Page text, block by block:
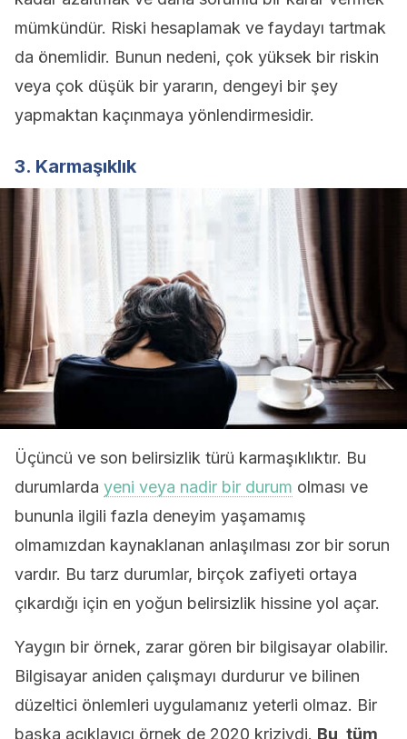
mümkündür. Riski hesaplamak ve faydayı tartmak
da önemlidir. Bunun nedeni, çok yüksek bir riskin
veya çok düşük bir yararın, dengeyi bir şey
yapmaktan kaçınmaya yönlendirmesidir.
3. Karmaşıklık
Üçüncü ve son belirsizlik türü karmaşıklıktır. Bu
durumlarda yeni veya nadir bir durum olması ve
bununla ilgili fazla deneyim yaşamamış
olmamızdan kaynaklanan anlaşılması zor bir sorun
vardır. Bu tarz durumlar, birçok zafiyeti ortaya
çıkardığı için en yoğun belirsizlik hissine yol açar.
Yaygın bir örnek, zarar gören bir bilgisayar olabilir.
Bilgisayar aniden çalışmayı durdurur ve bilinen
düzeltici önlemleri uygulamanız yeterli olmaz. Bir
başka açıklayıcı örnek de 2020 kriziydi. Bu, tüm